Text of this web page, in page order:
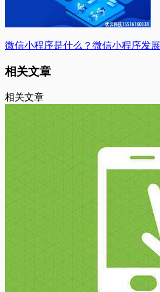
微信小程序是什么？微信小程序发
相关文章
相关文章